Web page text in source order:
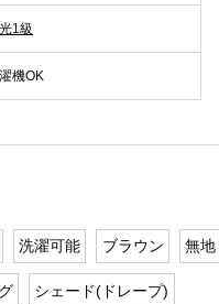
1級
機OK
洗濯可能 ブラウン 無地
シェード(ドレープ)